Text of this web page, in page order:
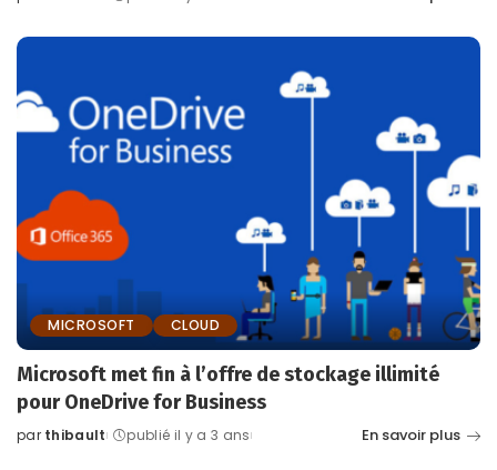
Posted
MICROSOFT CLOUD
Microsoft met fin à l’offre de stockage illimité
pour OneDrive for Business
Posted
par thibault publié il y a 3 ans En savoir plus